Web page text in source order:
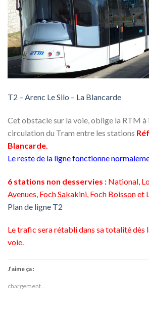
T2 – Arenc Le Silo – La Blancarde
Cet obstacle sur la voie, oblige la RTM
circulation du Tram entre les stations
Blancarde.
Le reste de la ligne fonctionne
6 stations non desservies : National,
Avenues, Foch Sakakini, Foch Boisson et
Plan de ligne T2
Le trafic sera rétabli dans sa totalité dès
voie.
J’aime ça :
chargement…